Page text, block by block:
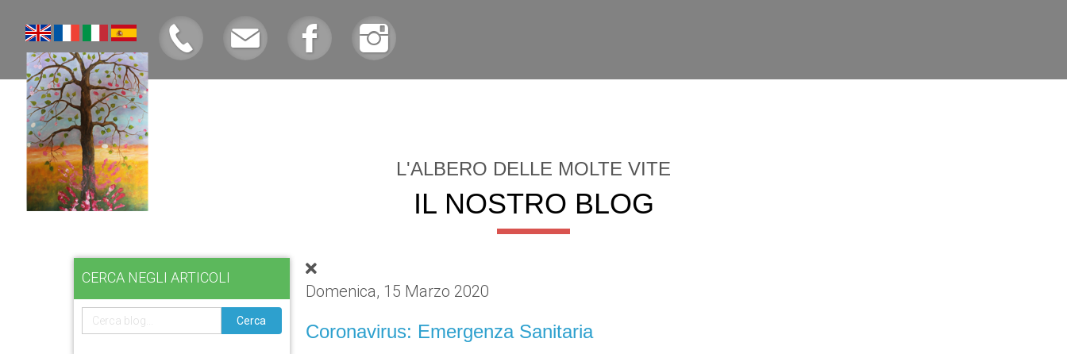
L'ALBERO DELLE MOLTE VITE
IL NOSTRO BLOG
CERCA NEGLI ARTICOLI
Cerca
Domenica, 15 Marzo 2020
Coronavirus: Emergenza Sanitaria